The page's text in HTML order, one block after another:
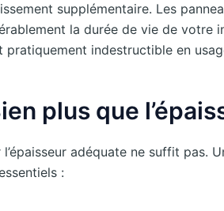
supplémentaire. Les
la durée de vie de votre
pratiquement indestructible en
plus que
l’épaisseur adéquate ne suffit pas.
: